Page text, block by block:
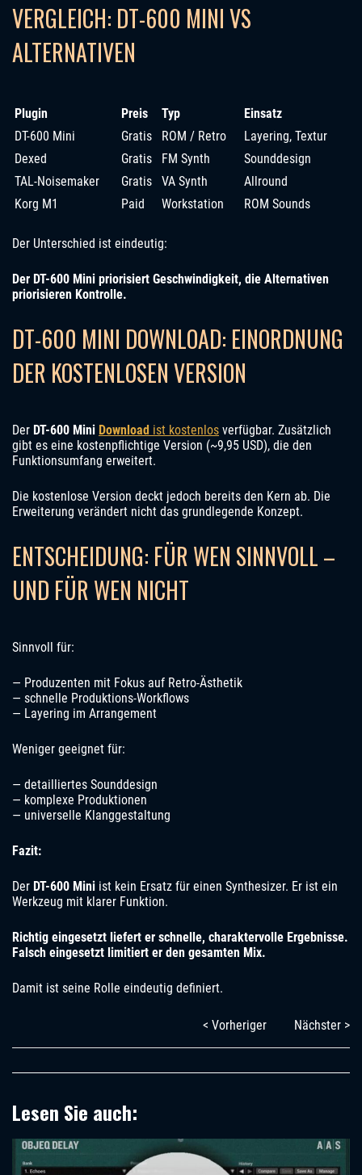
VERGLEICH: DT-600 MINI VS
ALTERNATIVEN
Plugin Preis Typ
Einsatz
DT-600 Mini
Gratis ROM / Retro
Layering, Textur
Dexed
Gratis FM Synth
Sounddesign
TAL-Noisemaker
Gratis VA Synth
Allround
Korg M1
Paid Workstation ROM Sounds
Der Unterschied ist eindeutig:
Der DT-600 Mini priorisiert Geschwindigkeit, die Alternativen
priorisieren Kontrolle.
DT-600 MINI DOWNLOAD: EINORDNUNG
DER KOSTENLOSEN VERSION
Der DT-600 Mini Download ist kostenlos verfügbar. Zusätzlich
gibt es eine kostenpflichtige Version (~9,95 USD), die den
Funktionsumfang erweitert.
Die kostenlose Version deckt jedoch bereits den Kern ab. Die
Erweiterung verändert nicht das grundlegende Konzept.
ENTSCHEIDUNG: FÜR WEN SINNVOLL –
UND FÜR WEN NICHT
Sinnvoll für:
— Produzenten mit Fokus auf Retro-Ästhetik
— schnelle Produktions-Workflows
— Layering im Arrangement
Weniger geeignet für:
— detailliertes Sounddesign
— komplexe Produktionen
— universelle Klanggestaltung
Fazit:
Der DT-600 Mini ist kein Ersatz für einen Synthesizer. Er ist ein
Werkzeug mit klarer Funktion.
Richtig eingesetzt liefert er schnelle, charaktervolle Ergebnisse.
Falsch eingesetzt limitiert er den gesamten Mix.
Damit ist seine Rolle eindeutig definiert.
< Vorheriger Nächster >
Lesen Sie auch: